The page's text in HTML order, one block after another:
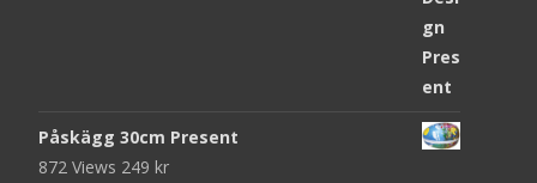
Påskägg 30cm Present
872 Views 249 kr